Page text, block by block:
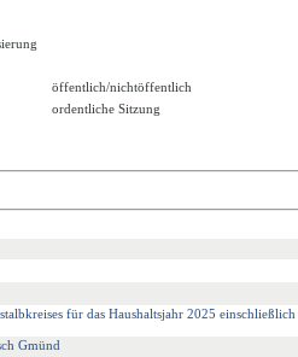
öffentlich/nichtöffentlich
ordentliche Sitzung
für das Haushaltsjahr 2025
Gmünd